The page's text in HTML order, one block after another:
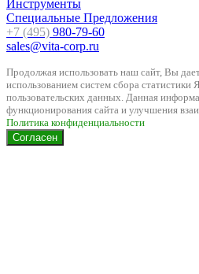
Инструменты
Специальные Предложения
+7 (495) 980-79-60
sales@vita-corp.ru
Продолжая использовать наш cайт, Вы
использованием систем сбора
пользовательских данных. Данная
функционирования сайта и улучшения
Политика конфиденциальности
Согласен